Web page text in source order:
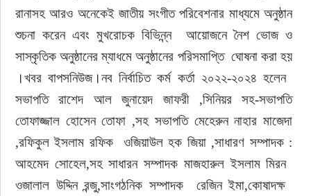
রানাসহ আরও অনেকেই জাতীয় সংগীত পরিবেশনার মাধ্যমে অনুষ্ঠান
শুচনা করেন এবং মুখরোচক বিভিন্ন্ন  আয়োজনে নৈশ ভোজ ও
সাস্কৃতিক অনুষ্ঠানের ম্যাধমে অনুষ্ঠানের পরিসমাপ্তি  ঘোষনা করা হয়
।খবর বাপসনিউজ।নব নির্বাচিত কর্ম কর্তা ২০২২-২০২৪ হলেন
সভাপতি রাশেদ আল জুনায়েদ জাফরী ,সিনিয়র সহ-সভাপতি
তোফাজ্জাল হোসেন তোফা ,সহ সভাপতি মেহেরুন নাহার মাজেদা
,রফিকুল ইসলাম রফিক  ওজিয়াউল হক জিয়া ,সাধারণ সম্পাদক :
আহমেদ সোহেল,সহ সাধারন সম্পাদক মাজহারুল ইসলাম মিরন
ওজালাল উদ্দিন রন্জু,সাংগঠনিক সম্পাদক  রেজিন ইমা,কোষাদক্ষ